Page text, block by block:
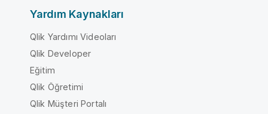
Yardım Kaynakları
Qlik Yardımı Videoları
Qlik Developer
Eğitim
Qlik Öğretimi
Qlik Müşteri Portalı